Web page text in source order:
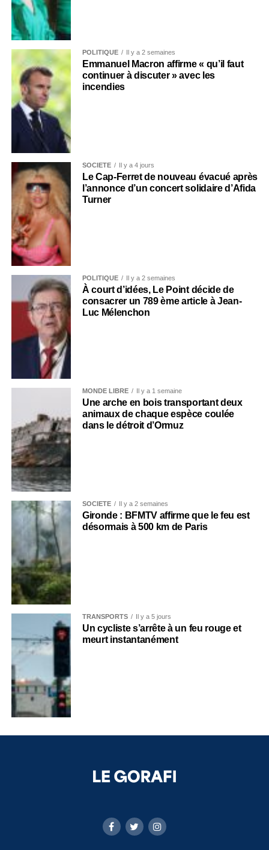
POLITIQUE Il y a 2 semaines
Emmanuel Macron affirme « qu’il faut
continuer à discuter » avec les
incendies
SOCIÉTÉ Il y a 4 jours
Le Cap-Ferret de nouveau évacué après
l’annonce d’un concert solidaire d’Afida
Turner
POLITIQUE Il y a 2 semaines
À court d’idées, Le Point décide de
consacrer un 789 ème article à Jean-
Luc Mélenchon
MONDE LIBRE Il y a 1 semaine
Une arche en bois transportant deux
animaux de chaque espèce coulée
dans le détroit d’Ormuz
SOCIÉTÉ Il y a 2 semaines
Gironde : BFMTV affirme que le feu est
désormais à 500 km de Paris
TRANSPORTS Il y a 5 jours
Un cycliste s’arrête à un feu rouge et
meurt instantanément